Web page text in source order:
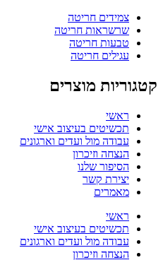
צמידים חריטה
שרשראות חריטה
טבעות חריטה
עגילים חריטה
קטגוריות מוצרים
ראשי
תכשיטים בעיצוב אישי
עבודה מול ועדים וארגונים
הנצחה וזיכרון
הסיפור שלנו
יצירת קשר
מאמרים
ראשי
תכשיטים בעיצוב אישי
עבודה מול ועדים וארגונים
הנצחה וזיכרון